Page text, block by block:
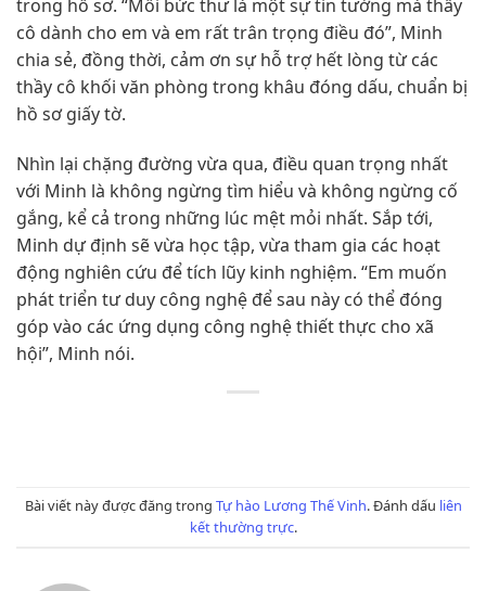
trong hồ sơ. “Mỗi bức thư là một sự tin tưởng mà thầy
cô dành cho em và em rất trân trọng điều đó”, Minh
chia sẻ, đồng thời, cảm ơn sự hỗ trợ hết lòng từ các
thầy cô khối văn phòng trong khâu đóng dấu, chuẩn bị
hồ sơ giấy tờ.
Nhìn lại chặng đường vừa qua, điều quan trọng nhất
với Minh là không ngừng tìm hiểu và không ngừng cố
gắng, kể cả trong những lúc mệt mỏi nhất. Sắp tới,
Minh dự định sẽ vừa học tập, vừa tham gia các hoạt
động nghiên cứu để tích lũy kinh nghiệm. “Em muốn
phát triển tư duy công nghệ để sau này có thể đóng
góp vào các ứng dụng công nghệ thiết thực cho xã
hội”, Minh nói.
Bài viết này được đăng trong Tự hào Lương Thế Vinh. Đánh dấu liên
kết thường trực.